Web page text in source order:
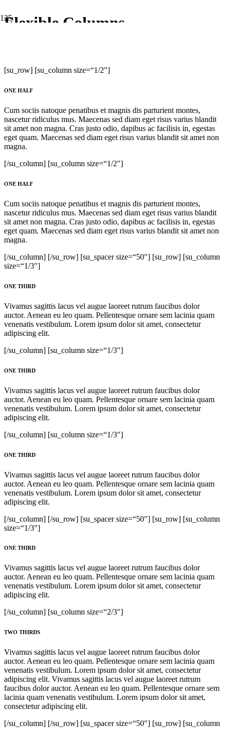
Flexible Columns
[su_row] [su_column size=“1/2″]
ONE HALF
Cum sociis natoque penatibus et magnis dis parturient montes,
nascetur ridiculus mus. Maecenas sed diam eget risus varius blandit
sit amet non magna. Cras justo odio, dapibus ac facilisis in, egestas
eget quam. Maecenas sed diam eget risus varius blandit sit amet non
magna.
[/su_column] [su_column size=“1/2″]
ONE HALF
Cum sociis natoque penatibus et magnis dis parturient montes,
nascetur ridiculus mus. Maecenas sed diam eget risus varius blandit
sit amet non magna. Cras justo odio, dapibus ac facilisis in, egestas
eget quam. Maecenas sed diam eget risus varius blandit sit amet non
magna.
[/su_column] [/su_row] [su_spacer size=“50″] [su_row] [su_column
size=“1/3″]
ONE THIRD
Vivamus sagittis lacus vel augue laoreet rutrum faucibus dolor
auctor. Aenean eu leo quam. Pellentesque ornare sem lacinia quam
venenatis vestibulum. Lorem ipsum dolor sit amet, consectetur
adipiscing elit.
[/su_column] [su_column size=“1/3″]
ONE THIRD
Vivamus sagittis lacus vel augue laoreet rutrum faucibus dolor
auctor. Aenean eu leo quam. Pellentesque ornare sem lacinia quam
venenatis vestibulum. Lorem ipsum dolor sit amet, consectetur
adipiscing elit.
[/su_column] [su_column size=“1/3″]
ONE THIRD
Vivamus sagittis lacus vel augue laoreet rutrum faucibus dolor
auctor. Aenean eu leo quam. Pellentesque ornare sem lacinia quam
venenatis vestibulum. Lorem ipsum dolor sit amet, consectetur
adipiscing elit.
[/su_column] [/su_row] [su_spacer size=“50″] [su_row] [su_column
size=“1/3″]
ONE THIRD
Vivamus sagittis lacus vel augue laoreet rutrum faucibus dolor
auctor. Aenean eu leo quam. Pellentesque ornare sem lacinia quam
venenatis vestibulum. Lorem ipsum dolor sit amet, consectetur
adipiscing elit.
[/su_column] [su_column size=“2/3″]
TWO THIRDS
Vivamus sagittis lacus vel augue laoreet rutrum faucibus dolor
auctor. Aenean eu leo quam. Pellentesque ornare sem lacinia quam
venenatis vestibulum. Lorem ipsum dolor sit amet, consectetur
adipiscing elit. Vivamus sagittis lacus vel augue laoreet rutrum
faucibus dolor auctor. Aenean eu leo quam. Pellentesque ornare sem
lacinia quam venenatis vestibulum. Lorem ipsum dolor sit amet,
consectetur adipiscing elit.
[/su_column] [/su_row] [su_spacer size=“50″] [su_row] [su_column